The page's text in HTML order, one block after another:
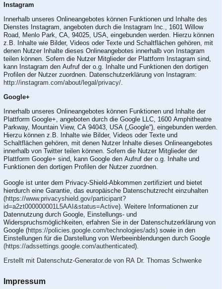
Instagram
Innerhalb unseres Onlineangebotes können Funktionen und Inhalte des
Dienstes Instagram, angeboten durch die Instagram Inc., 1601 Willow
Road, Menlo Park, CA, 94025, USA, eingebunden werden. Hierzu können
z.B. Inhalte wie Bilder, Videos oder Texte und Schaltflächen gehören, mit
denen Nutzer Inhalte dieses Onlineangebotes innerhalb von Instagram
teilen können. Sofern die Nutzer Mitglieder der Plattform Instagram sind,
kann Instagram den Aufruf der o.g. Inhalte und Funktionen den dortigen
Profilen der Nutzer zuordnen. Datenschutzerklärung von Instagram:
http://instagram.com/about/legal/privacy/
Google+
Innerhalb unseres Onlineangebotes können Funktionen und Inhalte der
Plattform Google+, angeboten durch die Google LLC, 1600 Amphitheatre
Parkway, Mountain View, CA 94043, USA („Google“), eingebunden werden.
Hierzu können z.B. Inhalte wie Bilder, Videos oder Texte und
Schaltflächen gehören, mit denen Nutzer Inhalte dieses Onlineangebotes
innerhalb von Twitter teilen können. Sofern die Nutzer Mitglieder der
Plattform Google+ sind, kann Google den Aufruf der o.g. Inhalte und
Funktionen den dortigen Profilen der Nutzer zuordnen.
Google ist unter dem Privacy-Shield-Abkommen zertifiziert und bietet
hierdurch eine Garantie, das europäische Datenschutzrecht einzuhalten
(https://www.privacyshield.gov/participant?
id=a2zt000000001L5AAI&status=Active). Weitere Informationen zur
Datennutzung durch Google, Einstellungs- und
Widerspruchsmöglichkeiten, erfahren Sie in der Datenschutzerklärung von
Google (https://policies.google.com/technologies/ads) sowie in den
Einstellungen für die Darstellung von Werbeeinblendungen durch Google
(https://adssettings.google.com/authenticated).
Erstellt mit Datenschutz-Generator.de von RA Dr. Thomas Schwenke
Impressum